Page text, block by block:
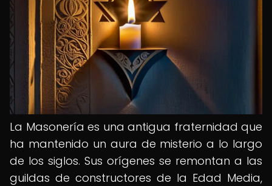
La Masonería es una antigua fraternidad que
ha mantenido un aura de misterio a lo largo
de los siglos. Sus orígenes se remontan a las
guildas de constructores de la Edad Media,